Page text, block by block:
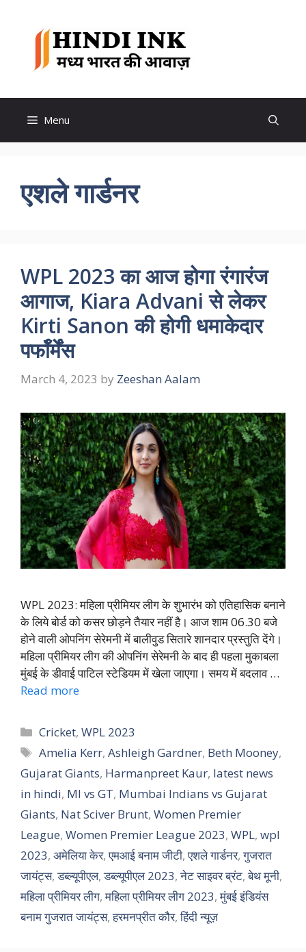
content
Menu
एशले गार्डनर
WPL 2023 का आज होगा रंगारंज
आगाज, Kiara Advani से लेकर
Kirti Sanon की होगी धमाकेदार
पर्फॉर्मेंस
March 4, 2023 by Zeeshan Aalam
WPL 2023: महिला प्रीमियर लीग के शुभारंभ को एतिहासिक बनाने
के लिये बोर्ड को कसर छोड़ने तैयार नहीं है। आज शाम 06.30 बजे
होने वाली ओपनिंग सेरेमनी में बालीवुड सितारे शानदार प्रस्तुति देंगे।
महिला प्रीमियर लीग की ओपनिंग सेरेमनी के बाद ही पहला मुकाबला
मुंबई के डीवाई पाटिल स्टेडियम में खेला जाएगा। समय में बदलाव …
Read more
Categories
Cricket,WPL 2023
Tags
Amelia Kerr,Ashleigh Gardner, Beth Mooney,
Gujarat Giants, Harmanpreet Kaur, latest news
in hindi, MI vs GT, Mumbai Indians vs Gujarat
Giants, Nat Sciver Brunt, Women Premier
League, Women Premier League 2023, WPL, wpl
2023, अमेलिया केर,एमआई बनाम जीटी,एशले गार्डनर,गुजरात
जायंट्स,डब्ल्यूपीएल,डब्ल्यूपीएल 2023,नेट साइवर ब्रंट,बेथ मूनी,
महिला प्रीमियर लीग,महिला प्रीमियर लीग 2023,मुंबई इंडियंस
बनाम गुजरात जायंट्स,हरमनप्रीत कौर,हिंदी न्यूज़